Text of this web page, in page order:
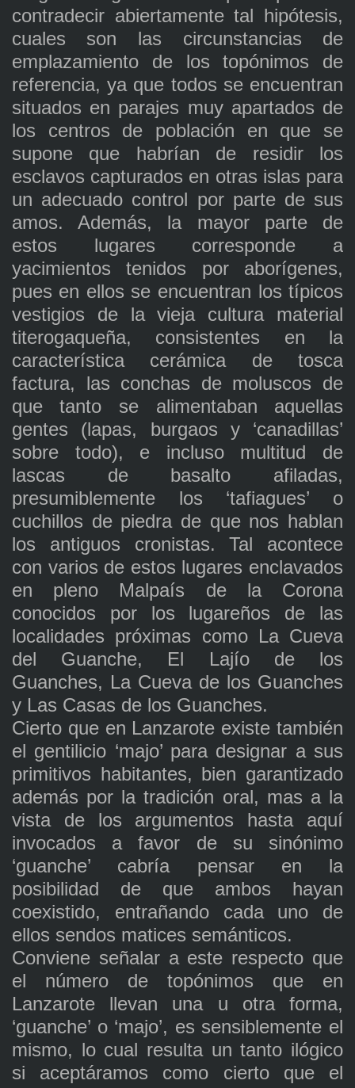
contradecir abiertamente tal hipótesis,
cuales son las circunstancias de
emplazamiento de los topónimos de
referencia, ya que todos se encuentran
situados en parajes muy apartados de
los centros de población en que se
supone que habrían de residir los
esclavos capturados en otras islas para
un adecuado control por parte de sus
amos. Además, la mayor parte de
estos lugares corresponde a
yacimientos tenidos por aborígenes,
pues en ellos se encuentran los típicos
vestigios de la vieja cultura material
titerogaqueña, consistentes en la
característica cerámica de tosca
factura, las conchas de moluscos de
que tanto se alimentaban aquellas
gentes (lapas, burgaos y ‘canadillas’
sobre todo), e incluso multitud de
lascas de basalto afiladas,
presumiblemente los ‘tafiagues’ o
cuchillos de piedra de que nos hablan
los antiguos cronistas. Tal acontece
con varios de estos lugares enclavados
en pleno Malpaís de la Corona
conocidos por los lugareños de las
localidades próximas como La Cueva
del Guanche, El Lajío de los
Guanches, La Cueva de los Guanches
y Las Casas de los Guanches.
Cierto que en Lanzarote existe también
el gentilicio ‘majo’ para designar a sus
primitivos habitantes, bien garantizado
además por la tradición oral, mas a la
vista de los argumentos hasta aquí
invocados a favor de su sinónimo
‘guanche’ cabría pensar en la
posibilidad de que ambos hayan
coexistido, entrañando cada uno de
ellos sendos matices semánticos.
Conviene señalar a este respecto que
el número de topónimos que en
Lanzarote llevan una u otra forma,
‘guanche’ o ‘majo’, es sensiblemente el
mismo, lo cual resulta un tanto ilógico
si aceptáramos como cierto que el